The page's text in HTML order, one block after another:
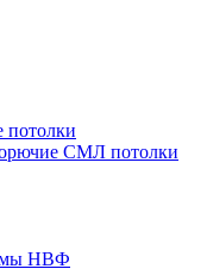
потолки
СМЛ потолки